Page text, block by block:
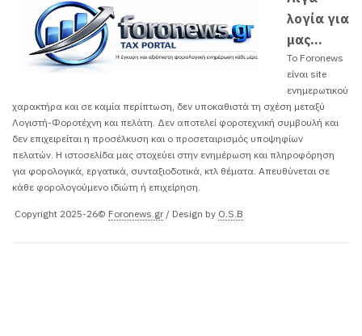
λογία για
μας...
Το Foronews
είναι site
ενημερωτικού
χαρακτήρα και σε καμία περίπτωση, δεν υποκαθιστά τη σχέση μεταξύ
Λογιστή-Φοροτέχνη και πελάτη. Δεν αποτελεί φοροτεχνική συμβουλή και
δεν επιχειρείται η προσέλκυση και ο προσεταιρισμός υποψηφίων
πελατών. H ιστοσελίδα μας στοχεύει στην ενημέρωση και πληροφόρηση
για φορολογικά, εργατικά, συνταξιοδοτικά, κτλ θέματα. Απευθύνεται σε
κάθε φορολογούμενο ιδιώτη ή επιχείρηση.
Copyright 2025-26© Foronews.gr / Design by O.S.B